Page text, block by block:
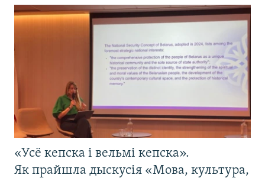
«Усё кепска і вельмі кепска».
Як прайшла дыскусія «Мова, культура,